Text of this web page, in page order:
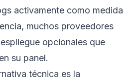
activamente como medida
muchos proveedores
opcionales que
su panel.
técnica es la